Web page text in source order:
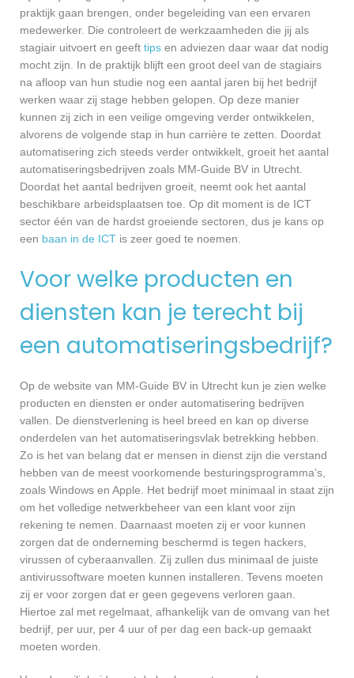
praktijk gaan brengen, onder begeleiding van een ervaren
medewerker. Die controleert de werkzaamheden die jij als
stagiair uitvoert en geeft tips en adviezen daar waar dat nodig
mocht zijn. In de praktijk blijft een groot deel van de stagiairs
na afloop van hun studie nog een aantal jaren bij het bedrijf
werken waar zij stage hebben gelopen. Op deze manier
kunnen zij zich in een veilige omgeving verder ontwikkelen,
alvorens de volgende stap in hun carrière te zetten. Doordat
automatisering zich steeds verder ontwikkelt, groeit het aantal
automatiseringsbedrijven zoals MM-Guide BV in Utrecht.
Doordat het aantal bedrijven groeit, neemt ook het aantal
beschikbare arbeidsplaatsen toe. Op dit moment is de ICT
sector één van de hardst groeiende sectoren, dus je kans op
een baan in de ICT is zeer goed te noemen.
Voor welke producten en
diensten kan je terecht bij
een automatiseringsbedrijf?
Op de website van MM-Guide BV in Utrecht kun je zien welke
producten en diensten er onder automatisering bedrijven
vallen. De dienstverlening is heel breed en kan op diverse
onderdelen van het automatiseringsvlak betrekking hebben.
Zo is het van belang dat er mensen in dienst zijn die verstand
hebben van de meest voorkomende besturingsprogramma’s,
zoals Windows en Apple. Het bedrijf moet minimaal in staat zijn
om het volledige netwerkbeheer van een klant voor zijn
rekening te nemen. Daarnaast moeten zij er voor kunnen
zorgen dat de onderneming beschermd is tegen hackers,
virussen of cyberaanvallen. Zij zullen dus minimaal de juiste
antivirussoftware moeten kunnen installeren. Tevens moeten
zij er voor zorgen dat er geen gegevens verloren gaan.
Hiertoe zal met regelmaat, afhankelijk van de omvang van het
bedrijf, per uur, per 4 uur of per dag een back-up gemaakt
moeten worden.